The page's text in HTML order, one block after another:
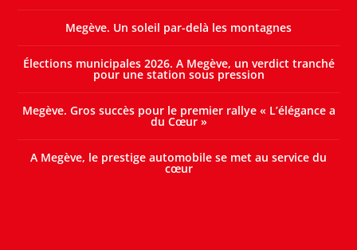
Megève. Un soleil par-delà les montagnes
Élections municipales 2026. A Megève, un verdict tranché
pour une station sous pression
Megève. Gros succès pour le premier rallye « L’élégance a
du Cœur »
A Megève, le prestige automobile se met au service du
cœur